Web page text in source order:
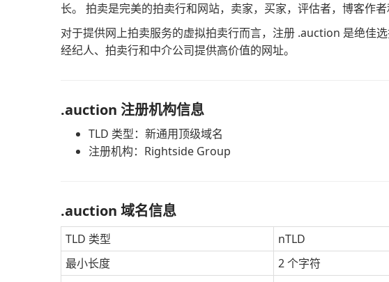
长。 拍卖是完美的拍卖行和网站，卖家，买家，评估者，博客作者
对于提供网上拍卖服务的虚拟拍卖行而言，注册 .auction 是绝佳
经纪人、拍卖行和中介公司提供高价值的网址。
.auction 注册机构信息
TLD 类型：新通用顶级域名
注册机构：Rightside Group
.auction 域名信息
TLD 类型
nTLD
最小长度
2 个字符